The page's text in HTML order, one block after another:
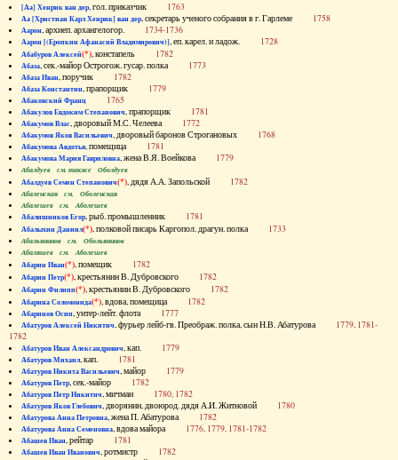
[Аа] Хенрик ван дер, гол. приказчик 1763
Аа [Христиан Карл Хенрик] ван дер, секретарь ученого собрания в г. Гарлеме 1758
Аарон, архиеп. архангелогор. 1734-1736
Аарон [(Еропкин Афанасий Владимирович)], еп. карел. и ладож. 1728
Абабуров Алексей(*), констапель 1782
Абаза, сек.-майор Острогож. гусар. полка 1773
Абаза Иван, поручик 1782
Абаза Константин, прапорщик 1779
Абаковский Франц 1765
Абакулов Евдоким Степанович, прапорщик 1781
Абакумов Влас, дворовый М.С. Челеева 1772
Абакумов Яков Васильевич, дворовый баронов Строгановых 1768
Абакумова Авдотья, помещица 1781
Абакумова Мария Гавриловна, жена В.Я. Воейкова 1779
Абалдуев см. также Оболдуев
Абалдуев Семен Степанович(*), дядя А.А. Запольской 1782
Абаленская см. Оболенская
Абалешев см. Аболешев
Абалишников Егор, рыб. промышленник 1781
Абалыхин Даниил(*), полковой писарь Каргопол. драгун. полка 1733
Абальянинов см. Обольянинов
Абаляшев см. Аболешев
Абарин Иван(*), помещик 1782
Абарин Петр(*), крестьянин В. Дубровского 1782
Абарин Филипп(*), крестьянин В. Дубровского 1782
Абарина Соломонида(*), вдова, помещица 1782
Абаринов Осип, унтер-лейт. флота 1777
Абатуров Алексей Никитич, фурьер лейб-гв. Преображ. полка, сын Н.В. Абатурова 1779, 1781-
1782
Абатуров Иван Александрович, кап. 1779
Абатуров Михаил, кап. 1781
Абатуров Никита Васильевич, майор 1779
Абатуров Петр, сек.-майор 1782
Абатуров Петр Никитич, мичман 1780, 1782
Абатуров Яков Глебович, дворянин, двоюрод. дядя А.И. Житновой 1780
Абатурова Анна Петровна, жена П. Абатурова 1782
Абатурова Анна Семеновна, вдова майора 1776, 1779, 1781-1782
Абашев Иван, рейтар 1781
Абашев Иван Иванович, ротмистр 1782